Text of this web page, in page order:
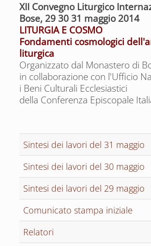
XII Convegno Liturgico
Bose, 29 30 31 maggio 2014
LITURGIA E COSMO
Fondamenti cosmologici
liturgica
Organizzato dal Monastero di
in collaborazione con l'Ufficio
i Beni Culturali Ecclesiastici
della Conferenza Episcopale
Sintesi dei lavori del 31 maggio
Sintesi dei lavori del 30 maggio
Sintesi dei lavori del 29 maggio
Comunicato stampa iniziale
Relatori